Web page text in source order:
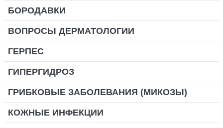
БОРОДАВКИ
ВОПРОСЫ ДЕРМАТОЛОГИИ
ГЕРПЕС
ГИПЕРГИДРОЗ
ГРИБКОВЫЕ ЗАБОЛЕВАНИЯ (МИКОЗЫ)
КОЖНЫЕ ИНФЕКЦИИ